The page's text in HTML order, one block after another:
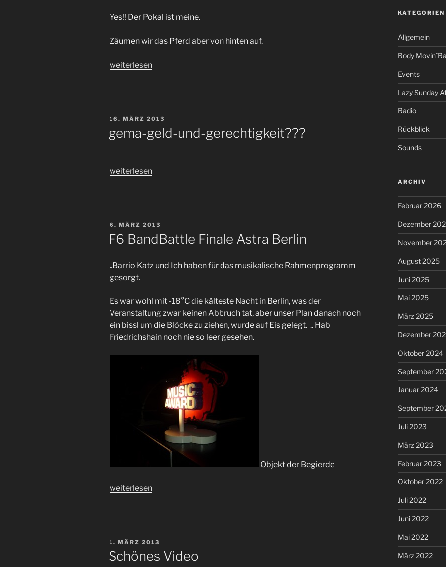
Yes!! Der Pokal ist meine.
Zäumen wir das Pferd aber von hinten auf.
„TRI▲NGLE
&
Playlist“
weiterlesen
VERÖFFENTLICHT
16. MÄRZ 2013
gema-geld-und-gerechtigkeit???
„gema-
weiterlesen
VERÖFFENTLICHT
AM
6. MÄRZ 2013
F6 BandBattle Finale Astra Berlin
..Barrio Katz und Ich haben für das musikalische Rahmenprogramm
gesorgt.
Es war wohl mit -18°C die kälteste Nacht in Berlin, was der
Veranstaltung zwar keinen Abbruch tat, aber unser Plan danach noch
ein bissl um die Blöcke zu ziehen, wurde auf Eis gelegt. .. Hab
Friedrichshain noch nie so leer gesehen.
Objekt der Begierde
„F6
weiterlesen
VERÖFFENTLICHT
AM
1. MÄRZ 2013
Schönes Video
KATEGORIEN
Allgemein
Body
Events
Lazy Sunday
Radio
Rückblick
Sounds
ARCHIV
Februar 2026
Dezember
November
August 2025
Juni 2025
Mai 2025
März 2025
Dezember
Oktober 2024
September
Januar 2024
September
Juli 2023
März 2023
Februar 2023
Oktober 2022
Juli 2022
Juni 2022
Mai 2022
März 2022